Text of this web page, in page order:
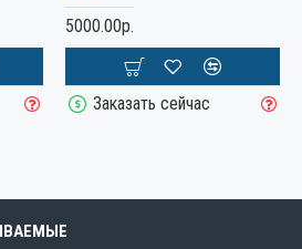
5000.00р.
Заказать сейчас